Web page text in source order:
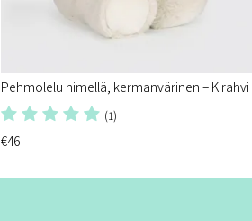
Pehmolelu nimellä, kermanvärinen – Kirahvi
(1)
€46